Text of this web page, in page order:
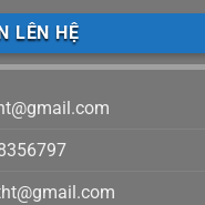
LÊN HỆ